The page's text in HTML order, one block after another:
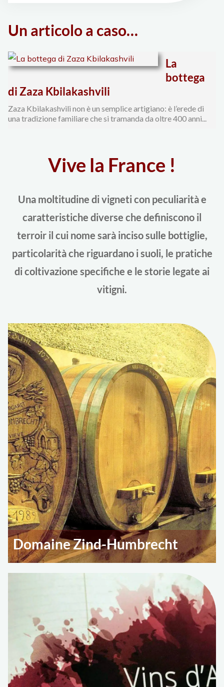
Firenze"
Un articolo a caso…
La
bottega
di Zaza Kbilakashvili
Zaza Kbilakashvili non è un semplice artigiano: è l’erede di
una tradizione familiare che si tramanda da oltre 400 anni...
Vive la France !
Una moltitudine di vigneti con peculiarità e
caratteristiche diverse che definiscono il
terroir il cui nome sarà inciso sulle bottiglie,
particolarità che riguardano i suoli, le pratiche
di coltivazione specifiche e le storie legate ai
vitigni.
Domaine Zind-Humbrecht